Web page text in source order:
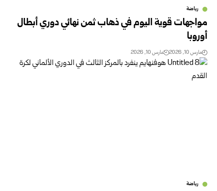
رياضة
مواجهات قوية اليوم في ذهاب ثمن نهائي دوري أبطال
أوروبا
مارس 10, 2026 مارس 10, 2026
رياضة